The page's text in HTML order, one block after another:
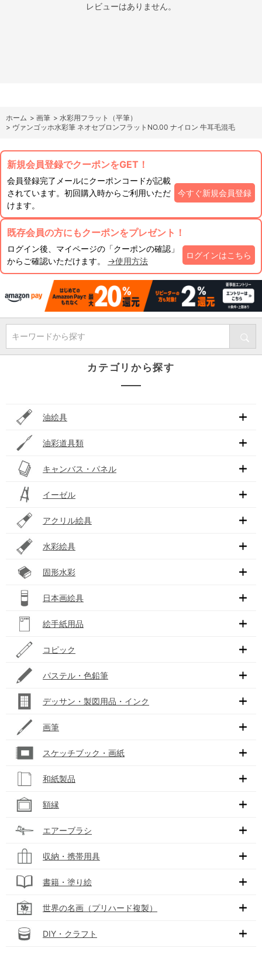
レビューはありません。
ホーム > 画筆 > 水彩用フラット（平筆）
> ヴァンゴッホ水彩筆 ネオセブロンフラットNO.00 ナイロン 牛耳毛混毛
新規会員登録でクーポンをGET！
会員登録完了メールにクーポンコードが記載
されています。初回購入時からご利用いただ
けます。
今すぐ新規会員登録
既存会員の方にもクーポンをプレゼント！
ログイン後、マイページの「クーポンの確認」
からご確認いただけます。 →使用方法
ログインはこちら
キーワードから探す
カテゴリから探す
油絵具
油彩道具類
キャンバス・パネル
イーゼル
アクリル絵具
水彩絵具
固形水彩
日本画絵具
絵手紙用品
コピック
パステル・色鉛筆
デッサン・製図用品・インク
画筆
スケッチブック・画紙
和紙製品
額縁
エアーブラシ
収納・携帯用具
書籍・塗り絵
世界の名画（プリハード複製）
DIY・クラフト